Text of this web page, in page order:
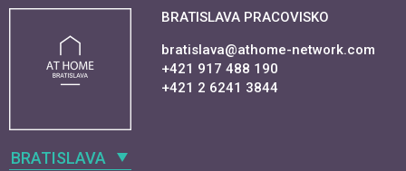
BRATISLAVA
BRATISLAVA PRACOVISKO
bratislava@athome-network.com
+421 917 488 190
+421 2 6241 3844